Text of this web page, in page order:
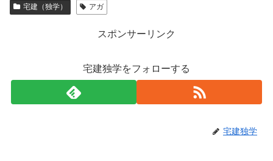
宅建（独学） アガ
スポンサーリンク
宅建独学をフォローする
宅建独学